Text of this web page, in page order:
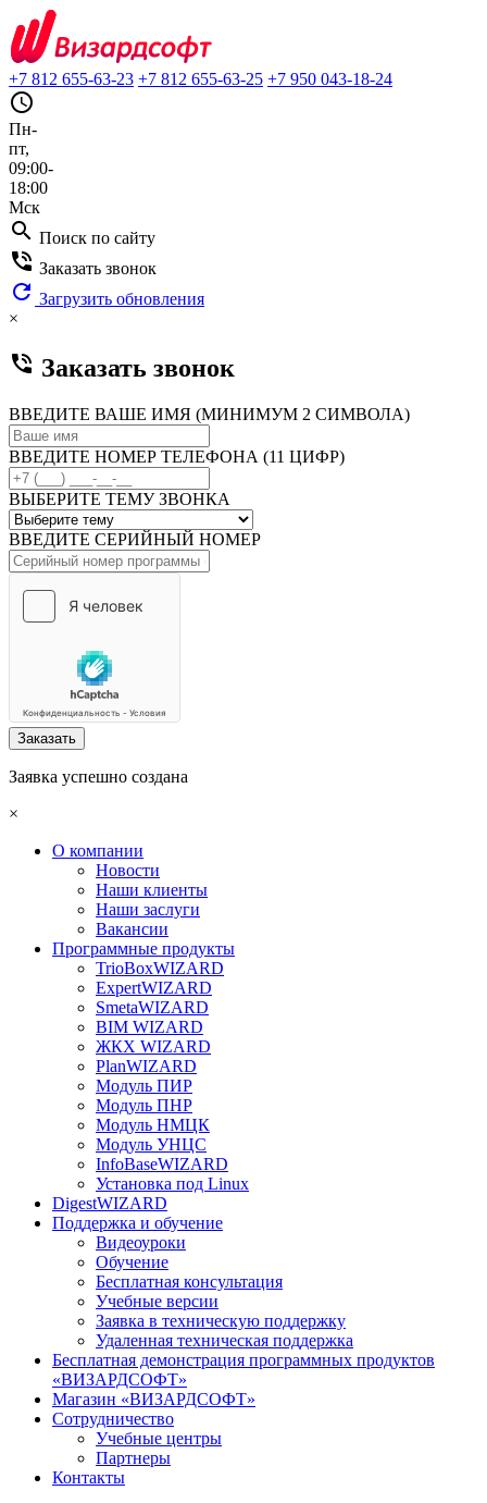
+7 812 655-63-23 +7 812 655-63-25 +7 950 043-18-24
query_builder
Пн-
пт,
09:00-
18:00
Мск
search Поиск по сайту
phone_in_talk Заказать звонок
refresh Загрузить обновления
×
phone_in_talk Заказать звонок
ВВЕДИТЕ ВАШЕ ИМЯ (МИНИМУМ 2 СИМВОЛА)
ВВЕДИТЕ НОМЕР ТЕЛЕФОНА (11 ЦИФР)
ВЫБЕРИТЕ ТЕМУ ЗВОНКА
ВВЕДИТЕ СЕРИЙНЫЙ НОМЕР
Заказать
Заявка успешно создана
×
О компании
Новости
Наши клиенты
Наши заслуги
Вакансии
Программные продукты
TrioBoxWIZARD
ExpertWIZARD
SmetaWIZARD
BIM WIZARD
ЖКХ WIZARD
PlanWIZARD
Модуль ПИР
Модуль ПНР
Модуль НМЦК
Модуль УНЦС
InfoBaseWIZARD
Установка под Linux
DigestWIZARD
Поддержка и обучение
Видеоуроки
Обучение
Бесплатная консультация
Учебные версии
Заявка в техническую поддержку
Удаленная техническая поддержка
Бесплатная демонстрация программных продуктов
«ВИЗАРДСОФТ»
Магазин «ВИЗАРДСОФТ»
Сотрудничество
Учебные центры
Партнеры
Контакты